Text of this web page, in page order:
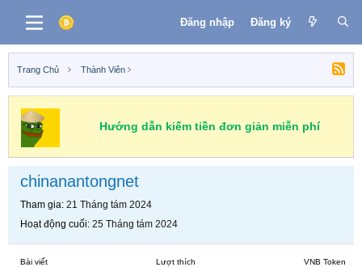
Đăng nhập Đăng ký
Trang Chủ Thành Viên
Hướng dẫn kiếm tiền đơn giản miễn phí
chinanantongnet
Tham gia 21 Tháng tám 2024
Hoạt động cuối 25 Tháng tám 2024
Bài viết Lượt thích VNB Token